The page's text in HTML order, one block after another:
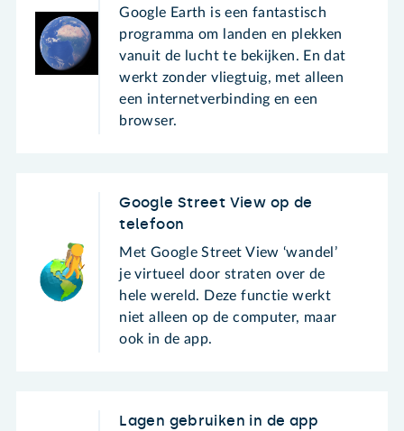
Google Earth is een fantastisch
programma om landen en plekken
vanuit de lucht te bekijken. En dat
werkt zonder vliegtuig, met alleen
een internetverbinding en een
browser.
Google Street View op de
telefoon
Met Google Street View ‘wandel’
je virtueel door straten over de
hele wereld. Deze functie werkt
niet alleen op de computer, maar
ook in de app.
Lagen gebruiken in de app